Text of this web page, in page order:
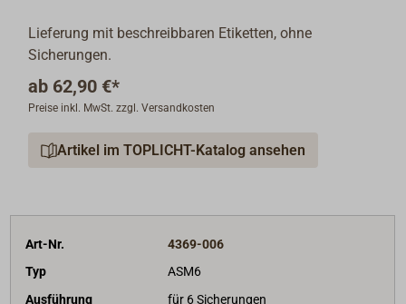
Lieferung mit beschreibbaren Etiketten, ohne
Sicherungen.
ab 62,90 €*
Preise inkl. MwSt. zzgl. Versandkosten
Artikel im TOPLICHT-Katalog ansehen
Art-Nr.
4369-006
Typ
ASM6
Ausführung
für 6 Sicherungen